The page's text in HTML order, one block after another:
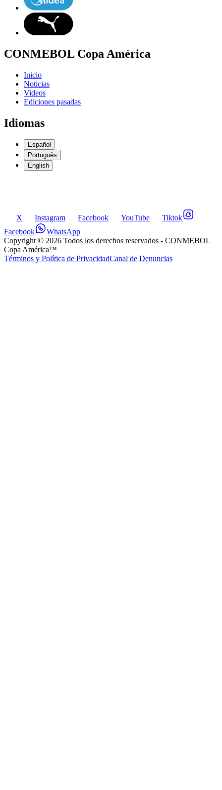
CONMEBOL Copa América
Inicio
Noticias
Videos
Ediciones pasadas
Idiomas
Español
Português
English
X Instagram Facebook YouTube
Tiktok
Facebook
WhatsApp
Copyright © 2026 Todos los derechos reservados - CONMEBOL
Copa América™
Términos y Política de PrivacidadCanal de Denuncias